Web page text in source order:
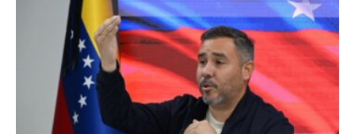
de
30
toneladas
de
ayuda
humanitaria